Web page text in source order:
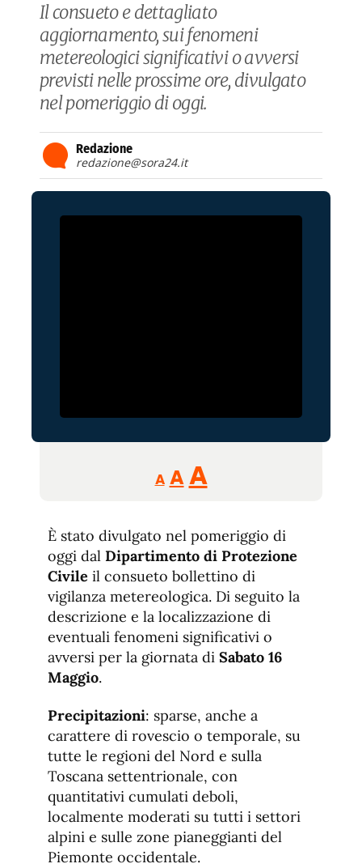
Il consueto e dettagliato
aggiornamento, sui fenomeni
metereologici significativi o avversi
previsti nelle prossime ore, divulgato
nel pomeriggio di oggi.
Redazione
redazione@sora24.it
A
Reducir
tamaño
A Restablecer
de
fuente
AAumentar
de
fuente.
È stato divulgato nel pomeriggio di
oggi dal Dipartimento di Protezione
Civile il consueto bollettino di
vigilanza metereologica. Di seguito la
descrizione e la localizzazione di
eventuali fenomeni significativi o
avversi per la giornata di Sabato 16
Maggio.
Precipitazioni: sparse, anche a
carattere di rovescio o temporale, su
tutte le regioni del Nord e sulla
Toscana settentrionale, con
quantitativi cumulati deboli,
localmente moderati su tutti i settori
alpini e sulle zone pianeggianti del
Piemonte occidentale.